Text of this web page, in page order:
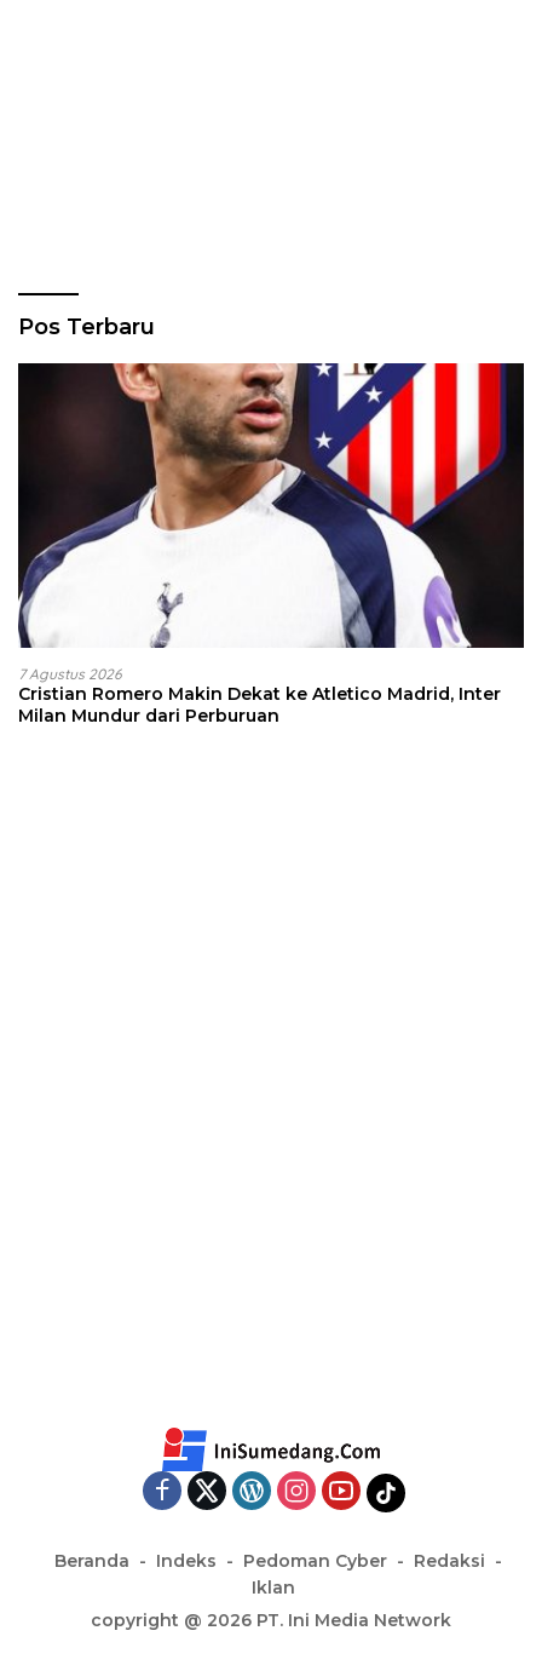
Pos Terbaru
7 Agustus 2026
Cristian Romero Makin Dekat ke Atletico Madrid, Inter
Milan Mundur dari Perburuan
Beranda Indeks Pedoman Cyber
Redaksi
Iklan
copyright @ 2026 PT. Ini Media Network